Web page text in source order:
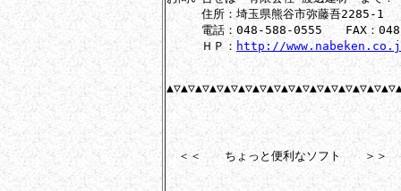
住所：埼玉県熊谷市弥藤吾2285-1
電話：048-588-0555　　FAX：
ＨＰ： http://
＜＜　　ちょっと便利なソフト　　＞＞